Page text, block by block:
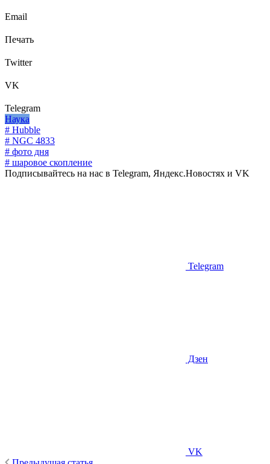
Email
Печать
Twitter
VK
Telegram
Наука
# Hubble
# NGC 4833
# фото дня
# шаровое скопление
Подписывайтесь на нас в Telegram, Яндекс.Новостях и VK
Telegram
Дзен
VK